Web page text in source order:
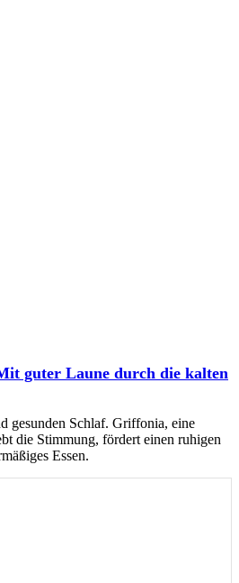
guter Laune durch die kalten
gesunden Schlaf. Griffonia, eine
die Stimmung, fördert einen ruhigen
Essen.